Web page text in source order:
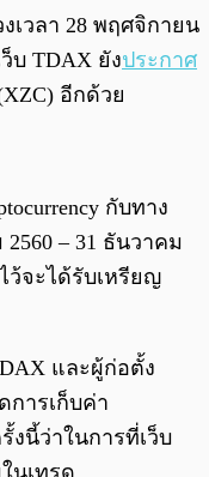
เวลา 28 พฤศจิกายน
บ TDAX ยังประกาศ
อีกด้วย
กับทาง
– 31 ธันวาคม
ว้จะได้รับเหรียญ
และผู้ก่อตั้ง
การเก็บค่า
งนี้ว่าในการที่เว็บ